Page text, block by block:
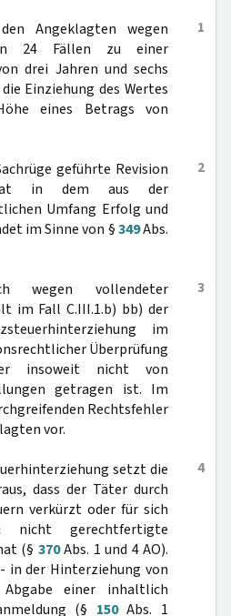
1
Angeklagten wegen
in 24 Fällen zu einer
drei Jahren und sechs
Einziehung des Wertes
eines Betrags von
2
geführte Revision
in dem aus der
Umfang Erfolg und
im Sinne von §349Abs.
3
wegen vollendeter
im Fall C.III.1.b) bb) der
im
Überprüfung
insoweit nicht von
getragen ist. Im
Rechtsfehler
vor.
4
setzt die
dass der Täter durch
verkürzt oder für sich
nicht gerechtfertigte
(§ 370Abs. 1 und 4 AO).
in der Hinterziehung von
einer inhaltlich
(§ 150Abs. 1